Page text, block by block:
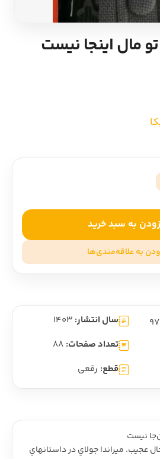
شعر و متون کهن
ادبیات
مال اینجا نیست
به سبد خرید
به علاقه‌مندی‌ها
سال انتشار: 1403
تعداد صفحات: 88
قطع: رقعی
نيست
عجيب. ميراندا جولاي در داستانهاي